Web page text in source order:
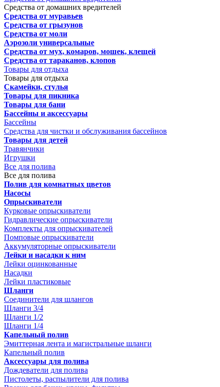
Средства от домашних вредителей
Средства от муравьев
Средства от грызунов
Средства от моли
Аэрозоли универсальные
Средства от мух, комаров, мошек, клещей
Средства от тараканов, клопов
Товары для отдыха
Товары для отдыха
Скамейки, стулья
Товары для пикника
Товары для бани
Бассейны и аксессуары
Бассейны
Средства для чистки и обслуживания бассейнов
Товары для детей
Травянчики
Игрушки
Все для полива
Все для полива
Полив для комнатных цветов
Насосы
Опрыскиватели
Курковые опрыскиватели
Гидравлические опрыскиватели
Комплекты для опрыскивателей
Помповые опрыскиватели
Аккумуляторные опрыскиватели
Лейки и насадки к ним
Лейки оцинкованные
Насадки
Лейки пластиковые
Шланги
Соединители для шлангов
Шланги 3/4
Шланги 1/2
Шланги 1/4
Капельный полив
Эмиттерная лента и магистральные шланги
Капельный полив
Аксессуары для полива
Дождеватели для полива
Пистолеты, распылители для полива